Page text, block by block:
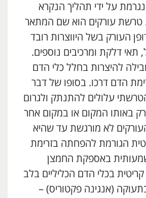
על ידי תהליך הנקרא
טרשת עורקים הוא שם המתאר
העורק בשל היווצרות רובד
תאי דלקת ומרכיבים נוספים.
להיצרות בחלל כלי הדם
הדם דרכו. בסופו של דבר
עלולים להתנתק ולגרום
באותו המקום או במקום אחר
לא מורגשת עד שהיא
הגורמת להפחתה בזרימת
באספקת החמצן
בכלי הדם הכליליים בלב
(אנגינה פקטוריס) –